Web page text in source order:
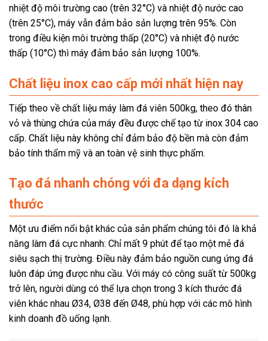
nhiệt độ môi trường cao (trên 32°C) và nhiệt độ nước cao
(trên 25°C), máy vẫn đảm bảo sản lượng trên 95%. Còn
trong điều kiện môi trường thấp (20°C) và nhiệt độ nước
thấp (10°C) thì máy đảm bảo sản lượng 100%.
Chất liệu inox cao cấp mới nhất hiện nay
Tiếp theo về chất liệu máy làm đá viên 500kg, theo đó thân
vỏ và thùng chứa của máy đều được chế tạo từ inox 304 cao
cấp. Chất liệu này không chỉ đảm bảo độ bền mà còn đảm
bảo tính thẩm mỹ và an toàn vệ sinh thực phẩm.
Tạo đá nhanh chóng với đa dạng kích
thước
Một ưu điểm nổi bật khác của sản phẩm chúng tôi đó là khả
năng làm đá cực nhanh: Chỉ mất 9 phút để tạo một mẻ đá
siêu sạch thị trường. Điều này đảm bảo nguồn cung ứng đá
luôn đáp ứng được nhu cầu. Với máy có công suất từ 500kg
trở lên, người dùng có thể lựa chọn trong 3 kích thước đá
viên khác nhau Ø34, Ø38 đến Ø48, phù hợp với các mô hình
kinh doanh đồ uống lạnh.